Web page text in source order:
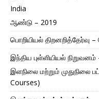
India
ஆண்டு – 2019
பொறியியல் திறனறித்தேர்வு
இந்திய புள்ளியியல்
இளநிலை மற்றும் முதுநிலை
Courses)